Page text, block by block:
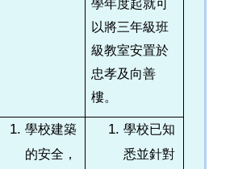
學年度起就可
以將三年級班
級教室安置於
忠孝及向善
樓。
學校建築
的安全，
學校已知
悉並針對